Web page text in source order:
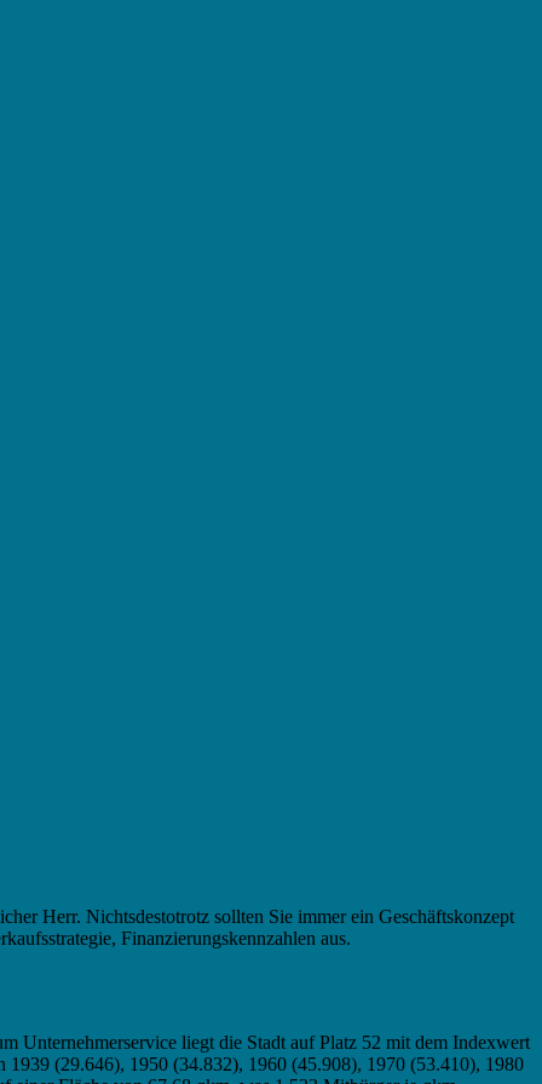
Herr. Nichtsdestotrotz sollten Sie immer ein Geschäftskonzept
Finanzierungskennzahlen aus.
Unternehmerservice liegt die Stadt auf Platz 52 mit dem Indexwert
(29.646), 1950 (34.832), 1960 (45.908), 1970 (53.410), 1980